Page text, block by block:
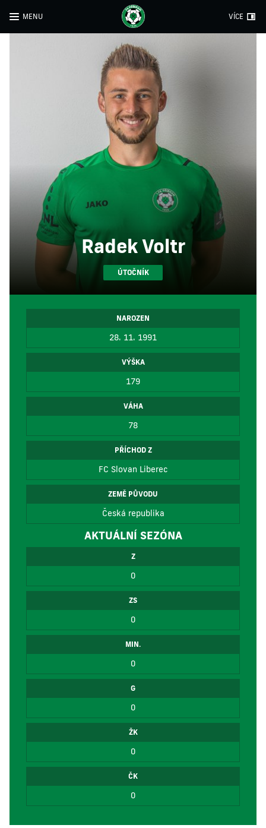
MENU VÍCE
Radek Voltr
ÚTOČNÍK
NAROZEN
28. 11. 1991
VÝŠKA
179
VÁHA
78
PŘÍCHOD Z
FC Slovan Liberec
ZEMĚ PŮVODU
Česká republika
AKTUÁLNÍ SEZÓNA
Z
0
ZS
0
MIN.
0
G
0
ŽK
0
ČK
0